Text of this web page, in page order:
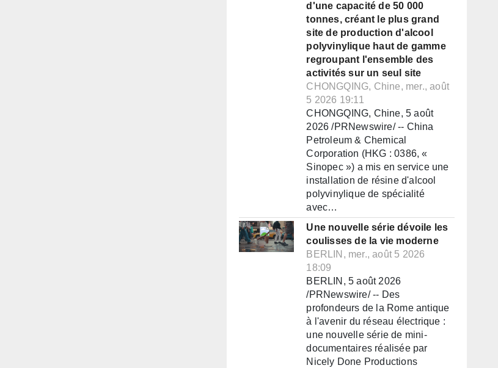
d'une capacité de 50 000
tonnes, créant le plus grand
site de production d'alcool
polyvinylique haut de gamme
regroupant l'ensemble des
activités sur un seul site
CHONGQING, Chine, mer., août
5 2026 19:11
CHONGQING, Chine, 5 août
2026 /PRNewswire/ -- China
Petroleum & Chemical
Corporation (HKG : 0386, «
Sinopec ») a mis en service une
installation de résine d'alcool
polyvinylique de spécialité
avec…
Une nouvelle série dévoile les
coulisses de la vie moderne
BERLIN, mer., août 5 2026
18:09
BERLIN, 5 août 2026
/PRNewswire/ -- Des
profondeurs de la Rome antique
à l'avenir du réseau électrique :
une nouvelle série de mini-
documentaires réalisée par
Nicely Done Productions